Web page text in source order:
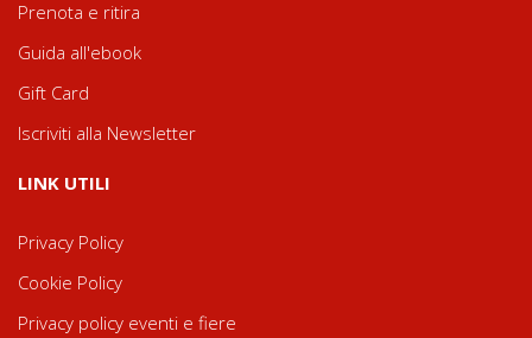
Prenota e ritira
Guida all'ebook
Gift Card
Iscriviti alla Newsletter
LINK UTILI
Privacy Policy
Cookie Policy
Privacy policy eventi e fiere